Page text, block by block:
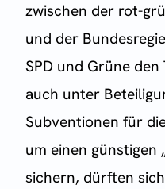
zwischen der rot-
und der
SPD und Grüne den
auch unter
Subventionen für
um einen günstigen
sichern, dürften